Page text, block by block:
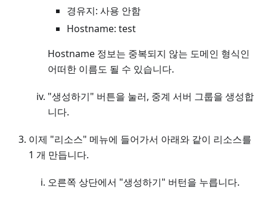
경유지: 사용 안함
Hostname: test
Hostname 정보는 중복되지 않는 도메인 형식인
어떠한 이름도 될 수 있습니다.
"생성하기" 버튼을 눌러, 중계 서버 그룹을 생성합
니다.
이제 "리소스" 메뉴에 들어가서 아래와 같이 리소스를
1 개 만듭니다.
오른쪽 상단에서 "생성하기" 버턴을 누릅니다.